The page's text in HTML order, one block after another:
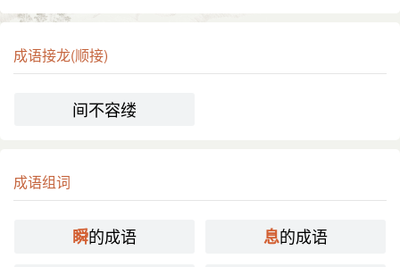
成语接龙(顺接)
间不容缕
成语组词
瞬的成语 息的成语